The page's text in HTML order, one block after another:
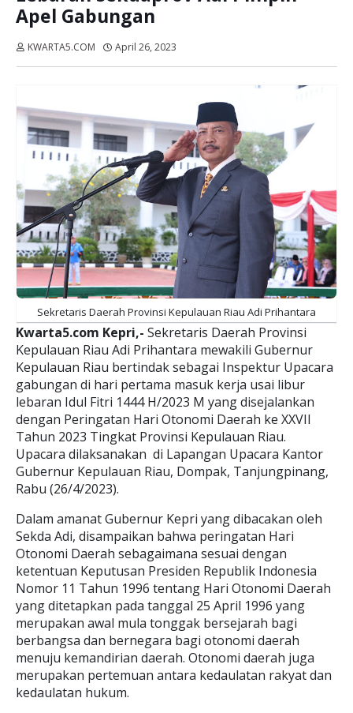
Apel Gabungan
KWARTA5.COM April 26, 2023
Sekretaris Daerah Provinsi Kepulauan Riau Adi Prihantara
Kwarta5.com Kepri,- Sekretaris Daerah Provinsi
Kepulauan Riau Adi Prihantara mewakili Gubernur
Kepulauan Riau bertindak sebagai Inspektur Upacara
gabungan di hari pertama masuk kerja usai libur
lebaran Idul Fitri 1444 H/2023 M yang disejalankan
dengan Peringatan Hari Otonomi Daerah ke XXVII
Tahun 2023 Tingkat Provinsi Kepulauan Riau.
Upacara dilaksanakan di Lapangan Upacara Kantor
Gubernur Kepulauan Riau, Dompak, Tanjungpinang,
Rabu (26/4/2023).
Dalam amanat Gubernur Kepri yang dibacakan oleh
Sekda Adi, disampaikan bahwa peringatan Hari
Otonomi Daerah sebagaimana sesuai dengan
ketentuan Keputusan Presiden Republik Indonesia
Nomor 11 Tahun 1996 tentang Hari Otonomi Daerah
yang ditetapkan pada tanggal 25 April 1996 yang
merupakan awal mula tonggak bersejarah bagi
berbangsa dan bernegara bagi otonomi daerah
menuju kemandirian daerah. Otonomi daerah juga
merupakan pertemuan antara kedaulatan rakyat dan
kedaulatan hukum.